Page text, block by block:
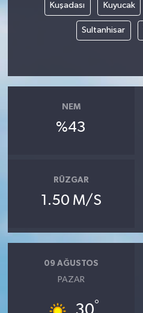
Kuşadası Kuyucak
Sultanhisar
NEM
%43
RÜZGAR
1.50 M/S
09 AĞUSTOS
PAZAR
°